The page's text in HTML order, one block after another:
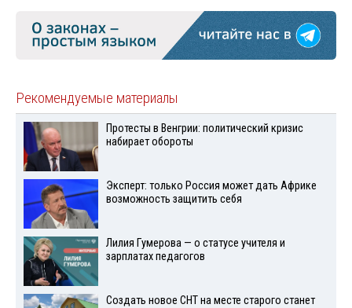
Рекомендуемые материалы
Протесты в Венгрии: политический кризис
набирает обороты
Эксперт: только Россия может дать Африке
возможность защитить себя
Лилия Гумерова — о статусе учителя и
зарплатах педагогов
Создать новое СНТ на месте старого станет